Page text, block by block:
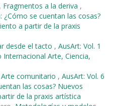
Fragmentos a la deriva ,
¿Cómo se cuentan las cosas?
a partir de la praxis
desde el tacto , AusArt: Vol. 1
Internacional Arte, Ciencia,
Arte comunitario , AusArt: Vol. 6
las cosas? Nuevos
de la praxis artística